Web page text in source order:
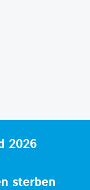
2026
sterben